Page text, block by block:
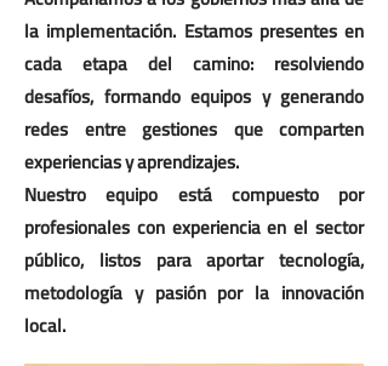
la implementación. Estamos presentes en
cada etapa del camino: resolviendo
desafíos, formando equipos y generando
redes entre gestiones que comparten
experiencias y aprendizajes.
Nuestro equipo está compuesto por
profesionales con experiencia en el sector
público, listos para aportar tecnología,
metodología y pasión por la innovación
local.